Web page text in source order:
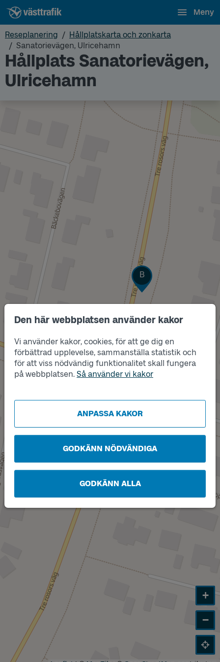
Den här webbplatsen använder kakor
Vi använder kakor, cookies, för att ge dig en
förbättrad upplevelse, sammanställa statistik och
för att viss nödvändig funktionalitet skall fungera
på webbplatsen. Så använder vi kakor
ANPASSA KAKOR
GODKÄNN NÖDVÄNDIGA
GODKÄNN ALLA
Meny
Reseplanering
Hållplatskarta och zonkarta
Sanatorievägen, Ulricehamn
Hållplats Sanatorievägen,
Ulricehamn
Läge
B
+
−